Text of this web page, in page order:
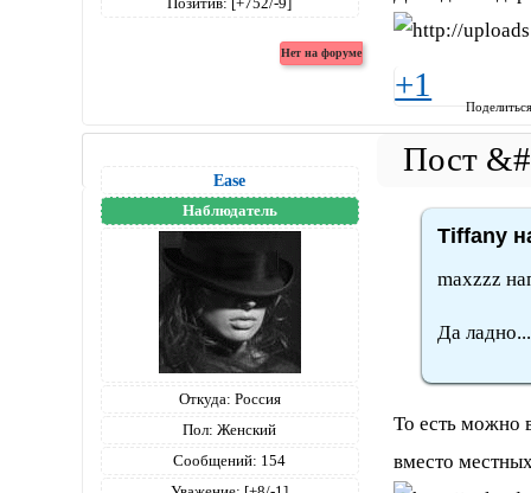
+1
Ease
Наблюдатель
Откуда: Россия
Пол: Женский
Сообщений: 154
Tiffany
maxzzz
Да
То есть можно
вместо